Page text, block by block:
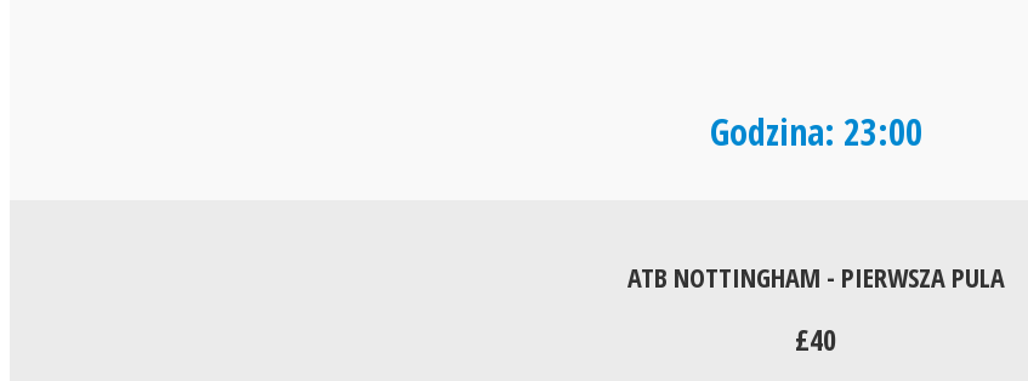
Godzina: 23:00
ATB NOTTINGHAM - PIERWSZA PULA
£40